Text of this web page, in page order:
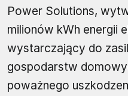
Power Solutions,
milionów kWh energii
wystarczający do
gospodarstw
poważnego